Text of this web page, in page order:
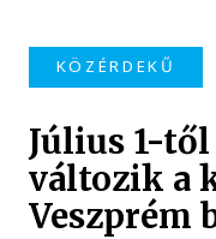
KÖZÉRDEKŰ
Július 1-
változik a
Veszprém